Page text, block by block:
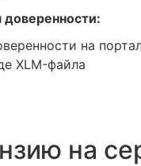
на
XLM-файла
на